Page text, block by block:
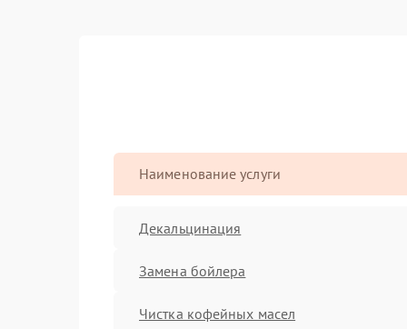
Наименование услуги
Декальцинация
Замена бойлера
Чистка кофейных масел